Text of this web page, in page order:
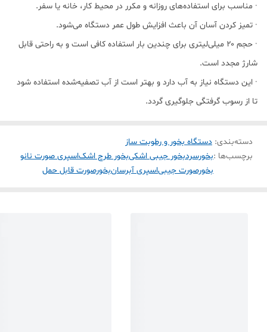
· مناسب برای استفاده‌های روزانه و مکرر در محیط کار، خانه یا سفر.
· تمیز کردن آسان آن باعث افزایش طول عمر دستگاه می‌شود.
· حجم ۲۰ میلی‌لیتری برای چندین بار استفاده کافی است و به راحتی قابل
شارژ مجدد است.
· این دستگاه نیاز به آب دارد و بهتر است از آب تصفیه‌شده استفاده شود
تا از رسوب گرفتگی جلوگیری گردد.
دسته‌بندی: دستگاه بخور و رطوبت ساز
برچسب‌ها :بخورسردبخور جیبی اشکیبخور طرح اشکاسپری صورت نانو
بخورصورت جیبیاسپری آبرسانبخورصورت قابل حمل